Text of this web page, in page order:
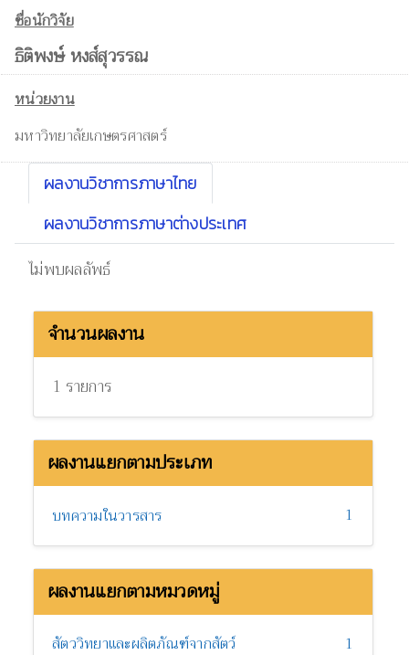
ชื่อนักวิจัย
ธิติพงษ์ หงส์สุวรรณ
หน่วยงาน
มหาวิทยาลัยเกษตรศาสตร์
ผลงานวิชาการภาษาไทย
ผลงานวิชาการภาษาต่างประเทศ
ไม่พบผลลัพธ์
จำนวนผลงาน
1 รายการ
ผลงานแยกตามประเภท
บทความในวารสาร 1
ผลงานแยกตามหมวดหมู่
สัตววิทยาและผลิตภัณฑ์จากสัตว์ 1